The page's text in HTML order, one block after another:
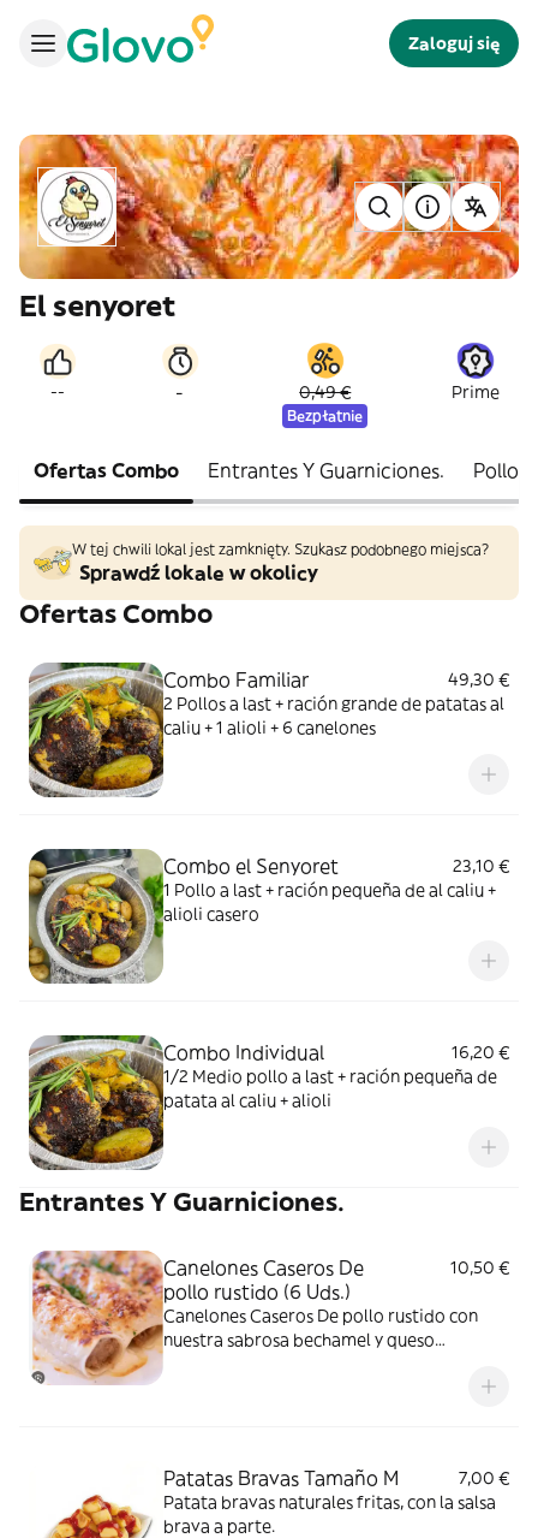
Zaloguj się
El senyoret
-- - 0,49 €
Bezpłatnie
Prime
Ofertas Combo Entrantes Y Guarniciones. Pollos
W tej chwili lokal jest zamknięty. Szukasz podobnego miejsca?
Sprawdź lokale w okolicy
Ofertas Combo
Combo Familiar
49,30 €
2 Pollos a last + ración grande de patatas al
caliu + 1 alioli + 6 canelones
Combo el Senyoret
23,10 €
1 Pollo a last + ración pequeña de al caliu +
alioli casero
Combo Individual
16,20 €
1/2 Medio pollo a last + ración pequeña de
patata al caliu + alioli
Entrantes Y Guarniciones.
Canelones Caseros De
pollo rustido (6 Uds.)
10,50 €
Canelones Caseros De pollo rustido con
nuestra sabrosa bechamel y queso
Patatas Bravas Tamaño M
7,00 €
Patata bravas naturales fritas, con la salsa
brava a parte.